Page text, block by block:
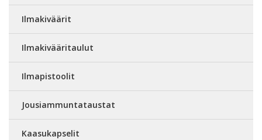
Ilmakiväärit
Ilmakivääritaulut
Ilmapistoolit
Jousiammuntataustat
Kaasukapselit